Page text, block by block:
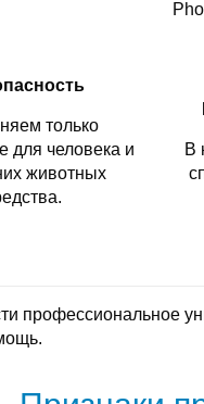
только
для человека и
животных
В
профессиональное